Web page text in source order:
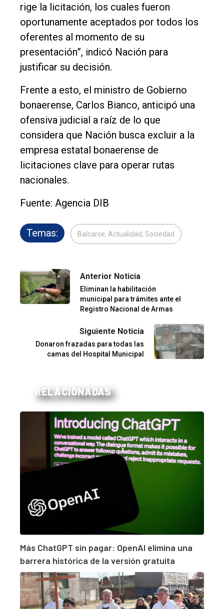
rige la licitación, los cuales fueron
oportunamente aceptados por todos los
oferentes al momento de su
presentación”, indicó Nación para
justificar su decisión.
Frente a esto, el ministro de Gobierno
bonaerense, Carlos Bianco, anticipó una
ofensiva judicial a raíz de lo que
considera que Nación busca excluir a la
empresa estatal bonaerense de
licitaciones clave para operar rutas
nacionales.
Fuente: Agencia DIB
Temas: Balcarce, Actualidad, Sociedad
Anterior Noticia
Eliminan la habilitación
municipal para trámites ante el
Registro Nacional de Armas
Siguiente Noticia
Donaron frazadas para todas las
camas del Hospital Municipal
RELACIONADAS
Más ChatGPT sin pagar: OpenAI elimina una
barrera histórica de la versión gratuita